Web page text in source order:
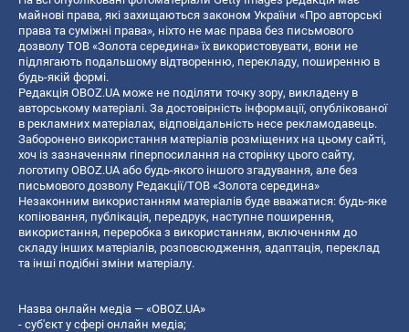
майнові права, які захищаються законом України «Про авторські
права та суміжні права», ніхто не має права без письмового
дозволу ТОВ «Золота середина» їх використовувати, вони не
підлягають подальшому відтворенню, перекладу, поширенню в
будь-якій формі.
Редакція OBOZ.UA може не поділяти точку зору, викладену в
авторському матеріалі. За достовірність інформації, опублікованої
в рекламних матеріалах, відповідальність несе рекламодавець.
Заборонено використання матеріалів розміщених на цьому сайті,
хоч із зазначенням гіперпосилання на сторінку цього сайту,
логотипу OBOZ.UA або будь-якого іншого згадування, але без
письмового дозволу Редакції/ТОВ «Золота середина»
Незаконним використанням матеріалів буде вважатися: будь-яке
копiювання, публiкацiя, передрук, наступне поширення,
використання, переробка з використанням, включенням до
складу інших матеріалів, розповсюдження, адаптація, переклад
та інші подібні зміни матеріалу.
Назва онлайн медіа — «OBOZ.UA»
- суб'єкт у сфері онлайн медіа;